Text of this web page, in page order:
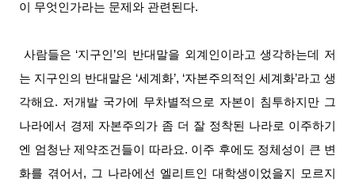
이 무엇인가라는 문제와 관련된다.
사람들은 ‘지구인’의 반대말을 외계인이라고 생각하는데 저
는 지구인의 반대말은 ‘세계화’, ‘자본주의적인 세계화’라고 생
각해요. 저개발 국가에 무차별적으로 자본이 침투하지만 그
나라에서 경제 자본주의가 좀 더 잘 정착된 나라로 이주하기
엔 엄청난 제약조건들이 따라요. 이주 후에도 정체성이 큰 변
화를 겪어서, 그 나라에선 엘리트인 대학생이었을지 모르지